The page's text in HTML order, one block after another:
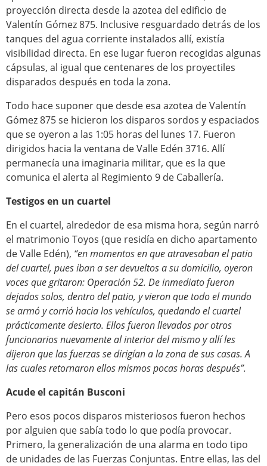
proyección directa desde la azotea del edificio de
Valentín Gómez 875. Inclusive resguardado detrás de los
tanques del agua corriente instalados allí, existía
visibilidad directa. En ese lugar fueron recogidas algunas
cápsulas, al igual que centenares de los proyectiles
disparados después en toda la zona.
Todo hace suponer que desde esa azotea de Valentín
Gómez 875 se hicieron los disparos sordos y espaciados
que se oyeron a las 1:05 horas del lunes 17. Fueron
dirigidos hacia la ventana de Valle Edén 3716. Allí
permanecía una imaginaria militar, que es la que
comunica el alerta al Regimiento 9 de Caballería.
Testigos en un cuartel
En el cuartel, alrededor de esa misma hora, según narró
el matrimonio Toyos (que residía en dicho apartamento
de Valle Edén), “en momentos en que atravesaban el patio
del cuartel, pues iban a ser devueltos a su domicilio, oyeron
voces que gritaron: Operación 52. De inmediato fueron
dejados solos, dentro del patio, y vieron que todo el mundo
se armó y corrió hacia los vehículos, quedando el cuartel
prácticamente desierto. Ellos fueron llevados por otros
funcionarios nuevamente al interior del mismo y allí les
dijeron que las fuerzas se dirigían a la zona de sus casas. A
las cuales retornaron ellos mismos pocas horas después”.
Acude el capitán Busconi
Pero esos pocos disparos misteriosos fueron hechos
por alguien que sabía todo lo que podía provocar.
Primero, la generalización de una alarma en todo tipo
de unidades de las Fuerzas Conjuntas. Entre ellas, las del